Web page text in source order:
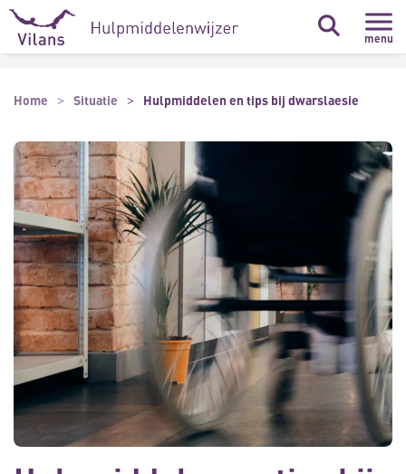
Naar hoofdinhoud
Naar footer
menu
Home Situatie Hulpmiddelen en tips bij dwarslaesie